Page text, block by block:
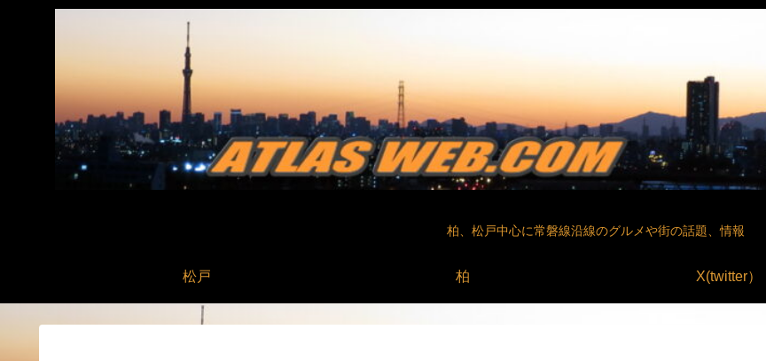
柏、松戸中心に常磐線沿線のグルメや街の話題、情報
松戸 柏 X(twitter）